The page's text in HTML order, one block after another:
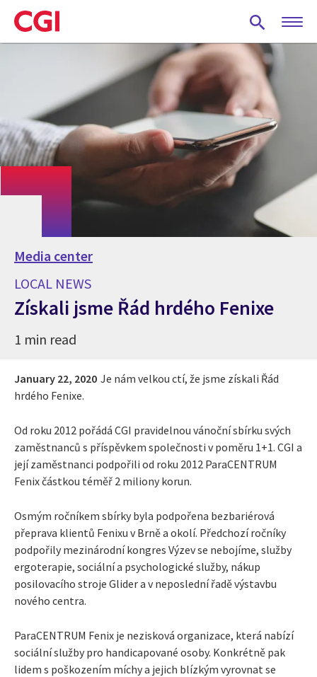
Skip
to
main
Media center
LOCAL NEWS
Získali jsme Řád hrdého Fenixe
1 min read
January 22, 2020 Je nám velkou ctí, že jsme získali Řád
hrdého Fenixe.
Od roku 2012 pořádá CGI pravidelnou vánoční sbírku svých
zaměstnanců s příspěvkem společnosti v poměru 1+1. CGI a
její zaměstnanci podpořili od roku 2012 ParaCENTRUM
Fenix částkou téměř 2 miliony korun.
Osmým ročníkem sbírky byla podpořena bezbariérová
přeprava klientů Fenixu v Brně a okolí. Předchozí ročníky
podpořily mezinárodní kongres Výzev se nebojíme, služby
ergoterapie, sociální a psychologické služby, nákup
posilovacího stroje Glider a v neposlední řadě výstavbu
nového centra.
ParaCENTRUM Fenix je nezisková organizace, která nabízí
sociální služby pro handicapované osoby. Konkrétně pak
lidem s poškozením míchy a jejich blízkým vyrovnat se